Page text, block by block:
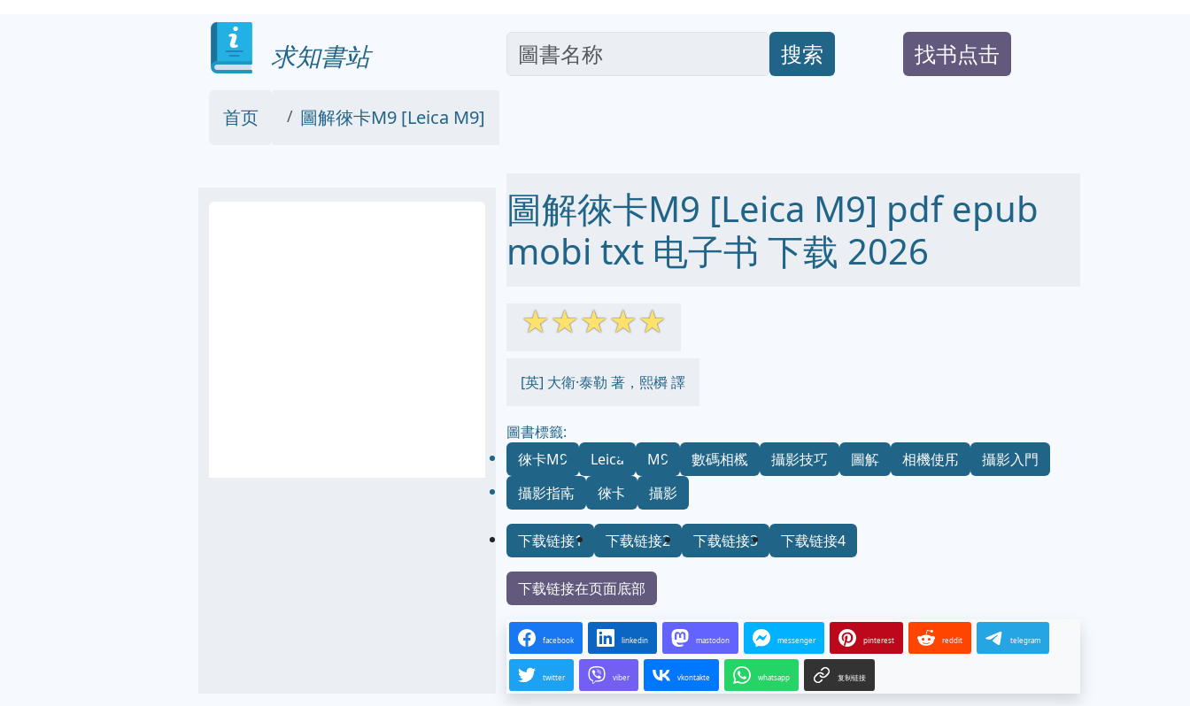
求知書站 搜索 找书点击
首页 圖解徠卡M9 [Leica M9]
圖解徠卡M9 [Leica M9] pdf epub
mobi txt 电子书 下载 2026
☆☆☆☆☆
[英] 大衛·泰勒 著，熙橓 譯
圖書標籤:
徠卡M9
Leica M9 數碼相機 攝影技巧 圖解 相機使用
攝影入門
攝影指南
徠卡 攝影
下载链接1 下载链接2 下载链接3 下载链接4
下载链接在页面底部
facebook linkedin mastodon messenger pinterest reddit telegram
twitter viber vkontakte whatsapp 复制链接